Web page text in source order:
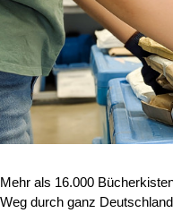
Mehr als 16.000
Weg durch ganz